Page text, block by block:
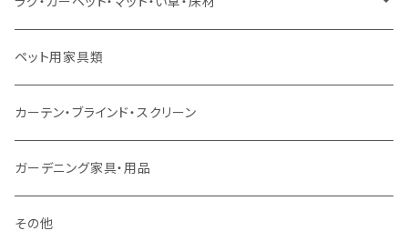
ソファ付属品
クッション・座椅子
ダブルサイズ（マットレス付）
ダブルサイズ以上（マットレス付）
ロフトベッド
二段ベッド
サイドテーブル・コーヒーテーブル
デスク
オフィスチェア・ゲーミングチェア
ダイニングベンチ・スツール
コタツ・布団セット
食器棚・収納庫
レンジ台・カウンター
ラック
TVボード
マット・フロアタイル
ラグ
カーペット
ペット用家具類
カーテン・ブラインド・スクリーン
ガーデニング家具・用品
その他